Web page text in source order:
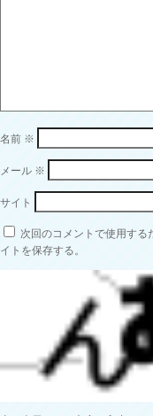
名前 ※
メール ※
サイト
次回のコメントで使用す
イトを保存する。